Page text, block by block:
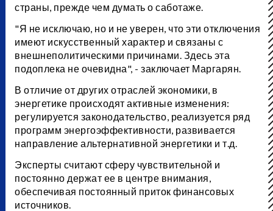
страны, прежде чем думать о саботаже.
"Я не исключаю, но и не уверен, что эти отключения
имеют искусственный характер и связаны с
внешнеполитическими причинами. Здесь эта
подоплека не очевидна", - заключает Маргарян.
В отличие от других отраслей экономики, в
энергетике происходят активные изменения:
регулируется законодательство, реализуется ряд
программ энергоэффективности, развивается
направление альтернативной энергетики и т.д.
Эксперты считают сферу чувствительной и
постоянно держат ее в центре внимания,
обеспечивая постоянный приток финансовых
источников.